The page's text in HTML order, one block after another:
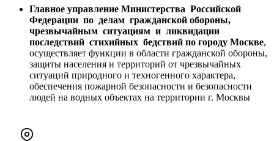
Главное управление Министерства Российской
Федерации по делам гражданской обороны,
чрезвычайным ситуациям и ликвидации
последствий стихийных бедствий по городу Москве,
осуществляет функции в области гражданской обороны,
защиты населения и территорий от чрезвычайных
ситуаций природного и техногенного характера,
обеспечения пожарной безопасности и безопасности
людей на водных объектах на территории г. Москвы